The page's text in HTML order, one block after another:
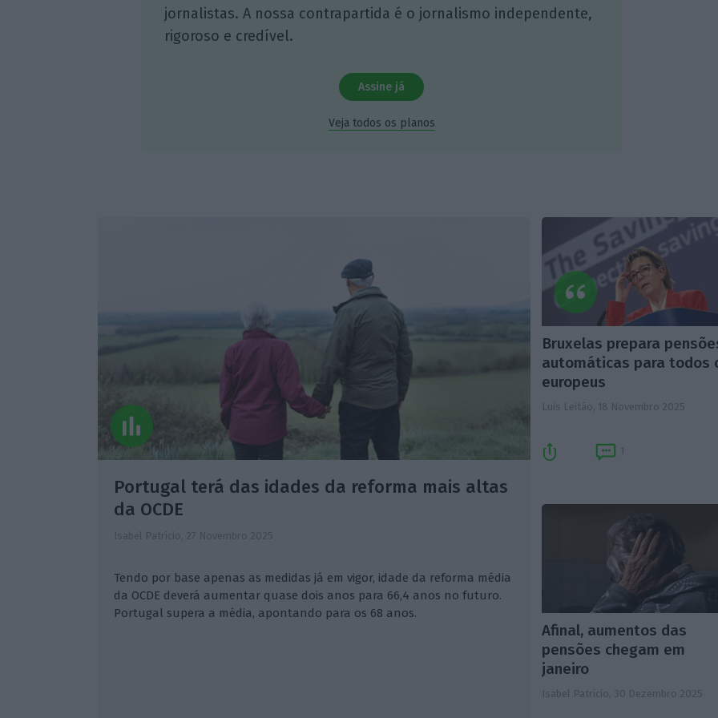
jornalistas. A nossa contrapartida é o jornalismo independente,
rigoroso e credível.
Assine já
Veja todos os planos
Portugal terá das idades da reforma mais altas
da OCDE
Isabel Patrício, 27 Novembro 2025
Tendo por base apenas as medidas já em vigor, idade da reforma média
da OCDE deverá aumentar quase dois anos para 66,4 anos no futuro.
Portugal supera a média, apontando para os 68 anos.
Bruxelas prepara
automáticas para todos
europeus
Luís Leitão, 18 Novembro 2025
Afinal, aumentos das
pensões chegam em
janeiro
Isabel Patrício, 30 Dezembro 2025